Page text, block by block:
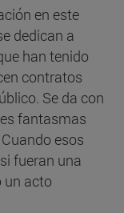
en este
dedican a
han tenido
contratos
Se da con
fantasmas
esos
fueran una
un acto